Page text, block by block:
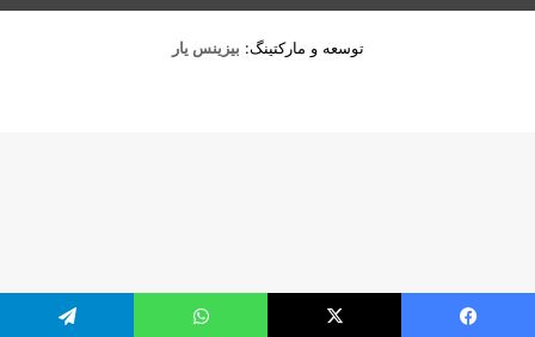
توسعه و مارکتینگ: بیزینس یار